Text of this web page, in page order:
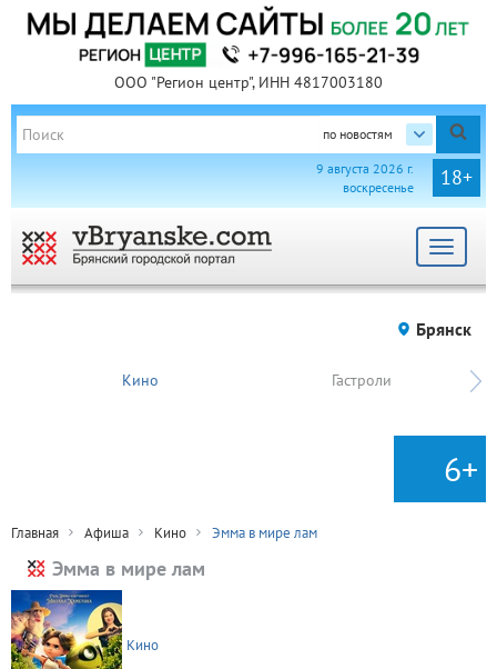
ООО "Регион центр", ИНН 4817003180
по новостям
18+
9 августа 2026 г.
воскресенье
Toggle
Брянск
Кино Гастроли
6+
Главная Афиша Кино Эмма в мире лам
Эмма в мире лам
Кино